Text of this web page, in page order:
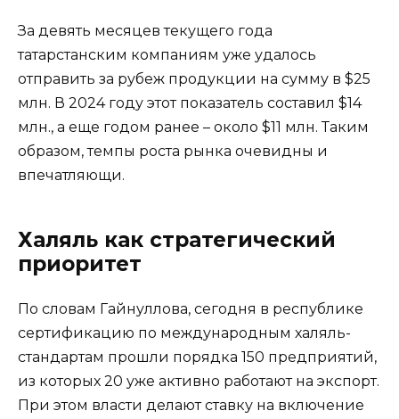
За девять месяцев текущего года
татарстанским компаниям уже удалось
отправить за рубеж продукции на сумму в $25
млн. В 2024 году этот показатель составил $14
млн., а еще годом ранее – около $11 млн. Таким
образом, темпы роста рынка очевидны и
впечатляющи.
Халяль как стратегический
приоритет
По словам Гайнуллова, сегодня в республике
сертификацию по международным халяль-
стандартам прошли порядка 150 предприятий,
из которых 20 уже активно работают на экспорт.
При этом власти делают ставку на включение